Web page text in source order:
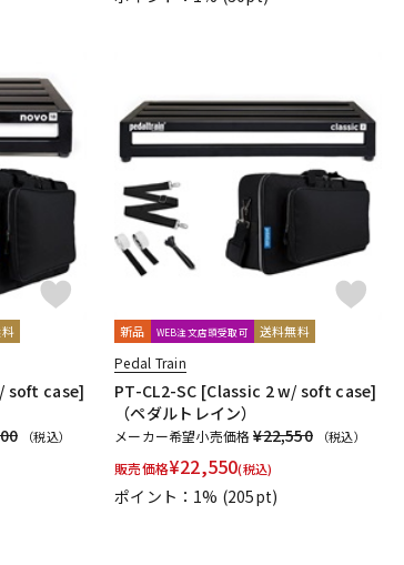
soft case]
（税込）
新品 WEB注文店頭受取可 送料無料
Pedal Train
PT-CL2-SC [Classic 2 w/ soft case]
（ペダルトレイン）
メーカー希望小売価格¥22,550 （税込）
販売価格¥22,550(税込)
ポイント：1% (205pt)